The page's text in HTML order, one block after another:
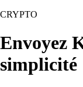
CRYPTO
Envoyez
simplicité